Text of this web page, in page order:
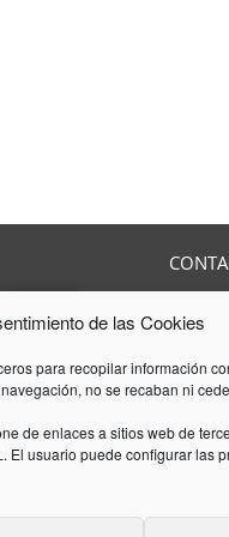
de las Cookies
para recopilar información
no se recaban ni
de enlaces a sitios web de
El usuario puede configurar las
SL es una
acumula
en el
de
08208
Fax:93
E-mail: